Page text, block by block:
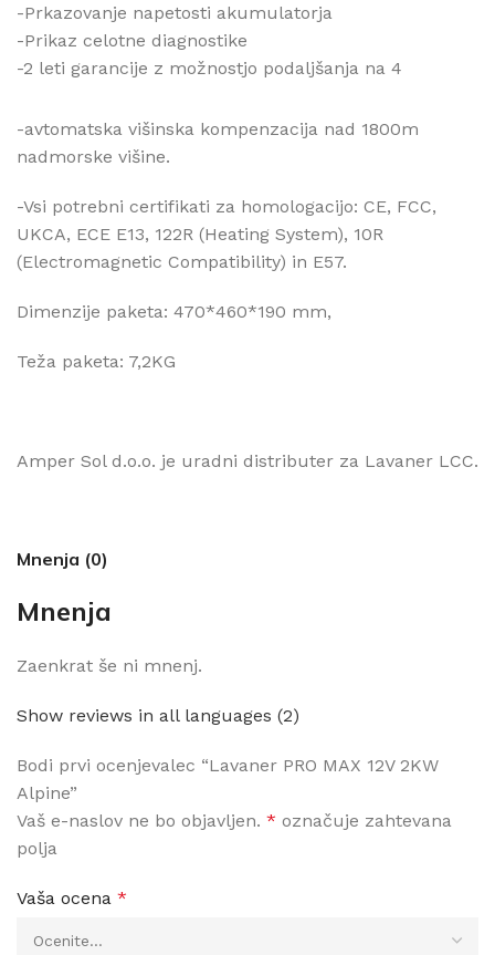
-Prkazovanje napetosti akumulatorja
-Prikaz celotne diagnostike
-2 leti garancije z možnostjo podaljšanja na 4
-avtomatska višinska kompenzacija nad 1800m
nadmorske višine.
-Vsi potrebni certifikati za homologacijo: CE, FCC,
UKCA, ECE E13, 122R (Heating System), 10R
(Electromagnetic Compatibility) in E57.
Dimenzije paketa: 470*460*190 mm,
Teža paketa: 7,2KG
Amper Sol d.o.o. je uradni distributer za Lavaner LCC.
Mnenja (0)
Mnenja
Zaenkrat še ni mnenj.
Show reviews in all languages (2)
Bodi prvi ocenjevalec “Lavaner PRO MAX 12V 2KW
Alpine”
Vaš e-naslov ne bo objavljen. * označuje zahtevana
polja
Vaša ocena *